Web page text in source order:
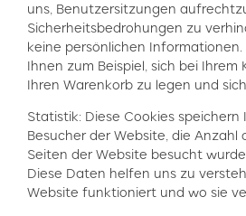
uns, Benutzersitzungen
Sicherheitsbedrohungen zu
keine persönlichen
Ihnen zum Beispiel, sich bei
Ihren Warenkorb zu legen und
Statistik: Diese Cookies
Besucher der Website, die
Seiten der Website besucht
Diese Daten helfen uns zu
Website funktioniert und wo sie